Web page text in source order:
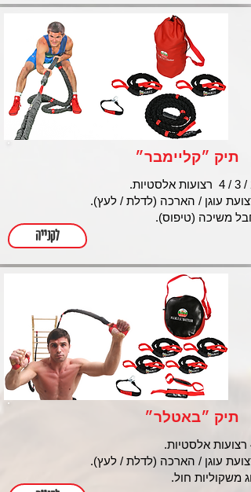
תיק ״קליימבר״
לקנייה
רצועת עוגן / הארכה (לדלת / לעץ).
חבל משיכה (טיפוס).​
תיק ״באטלר״
4 רצועות אלסטיות.
רצועת עוגן / הארכה (לדלת / לעץ).
זוג משקוליות חול.